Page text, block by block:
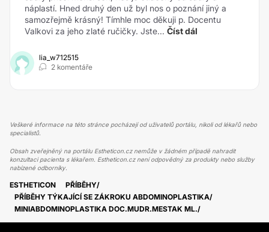
náplastí. Hned druhý den už byl nos o poznání jiný a
samozřejmě krásný! Tímhle moc děkuji p. Docentu
Valkovi za jeho zlaté ručičky. Jste... Číst dál
lia_w712515
2 komentáře
Veškeré informace na této stránce pocházejí od uživatelů portálu, nikoli od lékařů nebo
specialistů.
Obsah zveřejněný na portálu Estheticon.cz nemůže v žádném případě nahradit
konzultaci pacienta s lékařem. Estheticon.cz není odpovědný za produkty nebo služby
nabízené odborníky.
ESTHETICON
PŘÍBĚHY
PŘÍBĚHY TÝKAJÍCÍ SE ZÁKROKU ABDOMINOPLASTIKA
MINIABDOMINOPLASTIKA DOC.MUDR.MESTAK ML.